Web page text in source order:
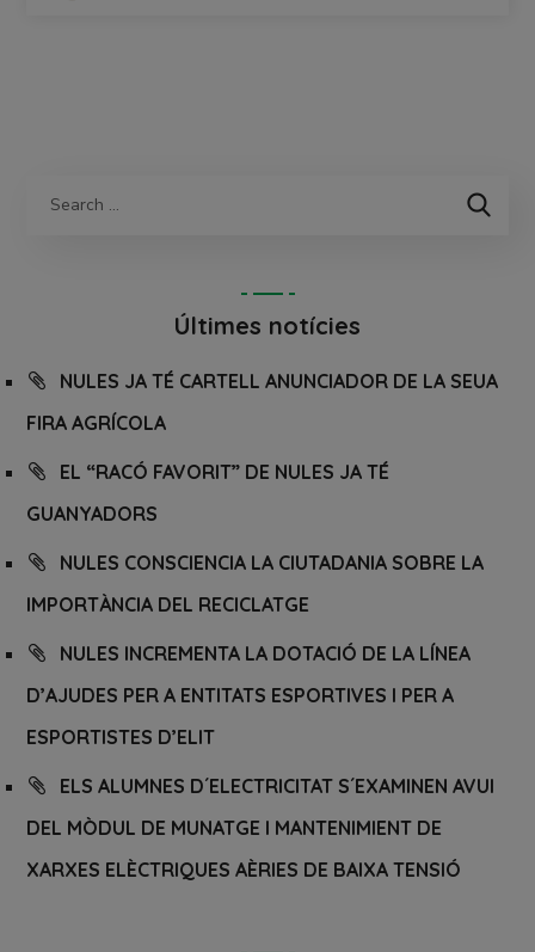
Últimes notícies
NULES JA TÉ CARTELL ANUNCIADOR DE LA SEUA
FIRA AGRÍCOLA
EL “RACÓ FAVORIT” DE NULES JA TÉ
GUANYADORS
NULES CONSCIENCIA LA CIUTADANIA SOBRE LA
IMPORTÀNCIA DEL RECICLATGE
NULES INCREMENTA LA DOTACIÓ DE LA LÍNEA
D’AJUDES PER A ENTITATS ESPORTIVES I PER A
ESPORTISTES D’ELIT
ELS ALUMNES D´ELECTRICITAT S´EXAMINEN AVUI
DEL MÒDUL DE MUNATGE I MANTENIMIENT DE
XARXES ELÈCTRIQUES AÈRIES DE BAIXA TENSIÓ